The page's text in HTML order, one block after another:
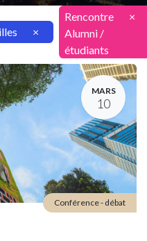
×
Rencontre
Alumni /
étudiants
×
MARS
10
Conférence - débat